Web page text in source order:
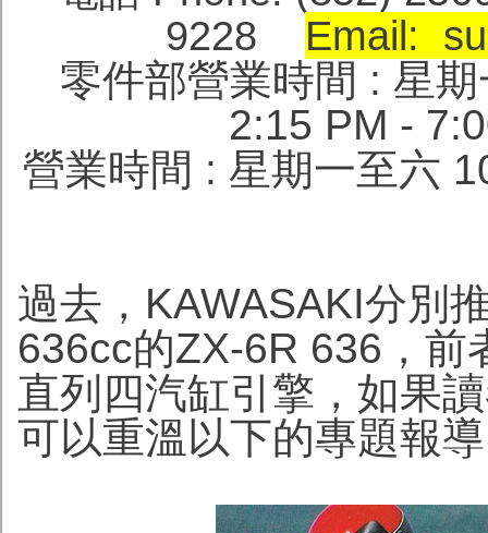
9228 Email:
零件部營業時間 : 星
2:15 PM -
營業時間 : 星期一至六
過去，KAWASAKI分別
636cc的ZX-6R 636，前
直列四汽缸引擎，如果
可以重溫以下的專題報